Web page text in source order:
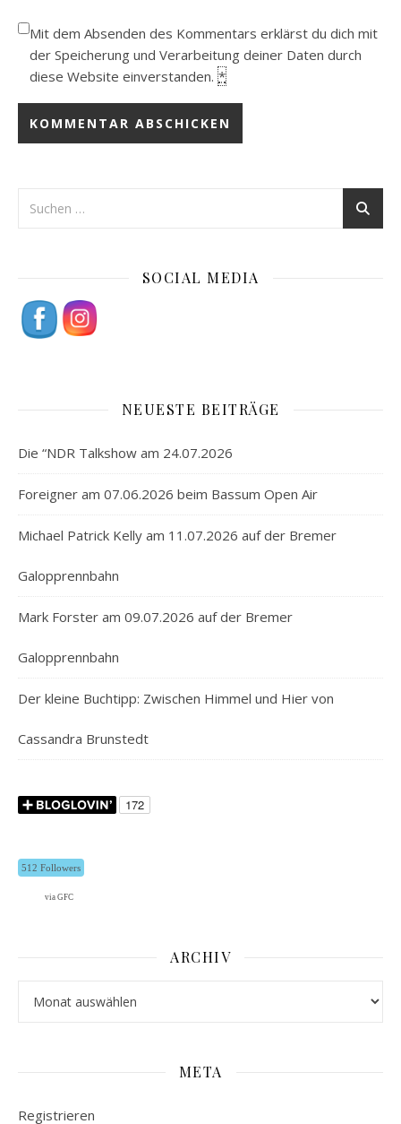
Mit dem Absenden des Kommentars erklärst du dich mit
der Speicherung und Verarbeitung deiner Daten durch
diese Website einverstanden. *
SOCIAL MEDIA
NEUESTE BEITRÄGE
Die “NDR Talkshow am 24.07.2026
Foreigner am 07.06.2026 beim Bassum Open Air
Michael Patrick Kelly am 11.07.2026 auf der Bremer
Galopprennbahn
Mark Forster am 09.07.2026 auf der Bremer
Galopprennbahn
Der kleine Buchtipp: Zwischen Himmel und Hier von
Cassandra Brunstedt
512 Followers
via GFC
ARCHIV
META
Registrieren